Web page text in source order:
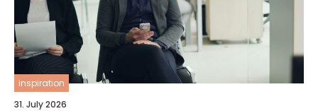
inspiration
31. July 2026